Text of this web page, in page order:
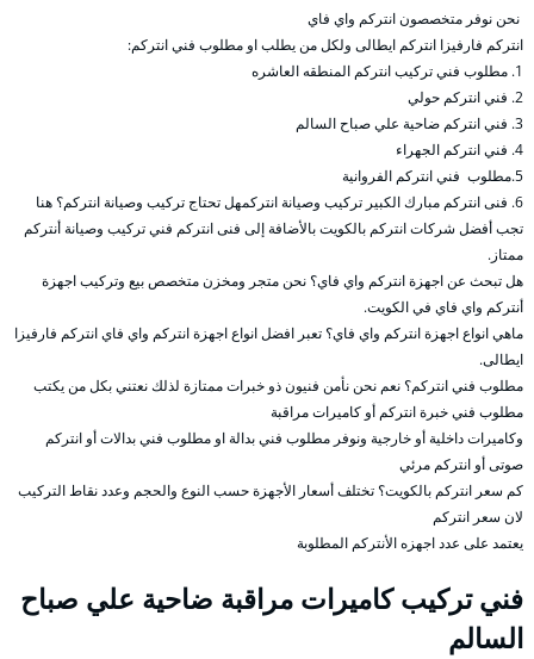
نحن نوفر متخصصون انتركم واي فاي
انتركم فارفيزا انتركم ايطالى ولكل من يطلب او مطلوب فني انتركم:
1. مطلوب فني تركيب انتركم المنطقه العاشره
2. فني انتركم حولي
3. فني انتركم ضاحية علي صباح السالم
4. فني انتركم الجهراء
5.مطلوب فني انتركم الفروانية
6. فنى انتركم مبارك الكبير تركيب وصيانة انتركمهل تحتاج تركيب وصيانة انتركم؟ هنا
تجب أفضل شركات انتركم بالكويت بالأضافة إلى فنى انتركم فني تركيب وصيانة أنتركم
ممتاز.
هل تبحث عن اجهزة انتركم واي فاي؟ نحن متجر ومخزن متخصص بيع وتركيب اجهزة
أنتركم واي فاي في الكويت.
ماهي انواع اجهزة انتركم واي فاي؟ تعبر افضل انواع اجهزة انتركم واي فاي انتركم فارفيزا
ايطالى.
مطلوب فني انتركم؟ نعم نحن نأمن فنيون ذو خبرات ممتازة لذلك نعتني بكل من يكتب
مطلوب فني خبرة انتركم أو كاميرات مراقبة
وكاميرات داخلية أو خارجية ونوفر مطلوب فني بدالة او مطلوب فني بدالات أو انتركم
صوتى أو انتركم مرئي
كم سعر انتركم بالكويت؟ تختلف أسعار الأجهزة حسب النوع والحجم وعدد نقاط التركيب
لان سعر انتركم
يعتمد على عدد اجهزه الأنتركم المطلوبة
فني تركيب كاميرات مراقبة ضاحية علي صباح
السالم